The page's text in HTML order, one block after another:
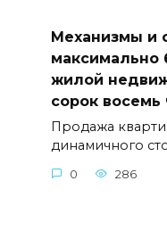
Механизмы и
максимально
жилой
сорок восемь
Продажа
динамичного
0 286